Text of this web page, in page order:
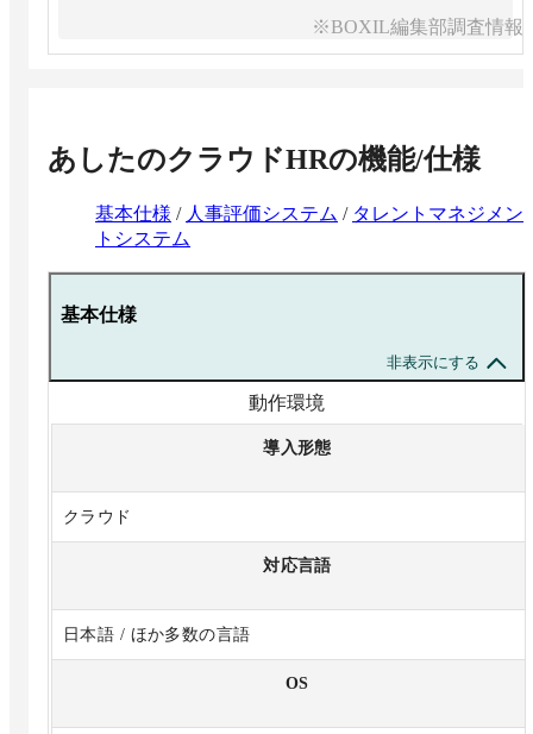
※BOXIL編集部調査情報
あしたのクラウドHRの機能/仕様
基本仕様 / 人事評価システム / タレントマネジメン
トシステム
基本仕様
非表示にする
動作環境
導入形態
クラウド
対応言語
日本語 / ほか多数の言語
OS